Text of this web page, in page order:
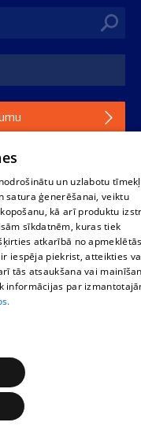
aizpildi vienkāršu
iekļautās informācijas,
jebkādā formā
automātiskā
materiāla
1188 web lapas
un uzlabotu
satura ģenerēšanai, veiktu
kā arī produktu
sīkdatnēm, kuras tiek
atkarībā no
iespēja piekrist, atteikties
tās atsaukšana vai
informācijas par